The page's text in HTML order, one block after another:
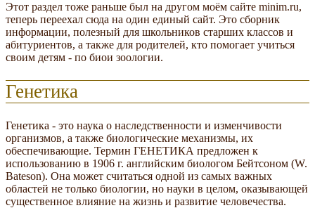
Этот раздел тоже раньше был на другом моём сайте minim.ru,
теперь переехал сюда на один единый сайт. Это сборник
информации, полезный для школьников старших классов и
абитуриентов, а также для родителей, кто помогает учиться
своим детям - по биои зоологии.
Генетика
Генетика - это наука о наследственности и изменчивости
организмов, а также биологические механизмы, их
обеспечивающие. Термин ГЕНЕТИКА предложен к
использованию в 1906 г. английским биологом Бейтсоном (W.
Bateson). Она может считаться одной из самых важных
областей не только биологии, но науки в целом, оказывающей
существенное влияние на жизнь и развитие человечества.